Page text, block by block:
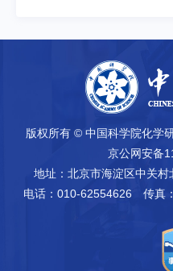
版权所有 © 中国科学院化学
京公网安备
地址：北京市海淀区中关村
电话：010-62554626
传真